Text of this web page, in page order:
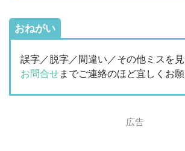
おねがい
誤字／脱字／間違い／その他ミスを見
お問合せまでご連絡のほど宜しくお願
広告